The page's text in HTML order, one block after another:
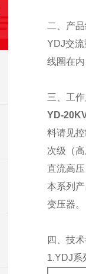
二、产
YDJ交
线圈在
三、工
YD-
料请见
次级（
直流高
本系列
变压器。
四、 技
1.YDJ系